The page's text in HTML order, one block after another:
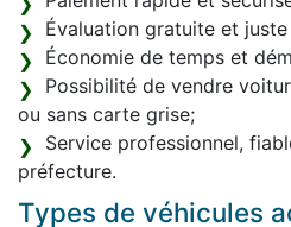
Évaluation gratuite et
Économie de temps et
Possibilité de vendre
ou sans carte grise;
Service professionnel,
préfecture.
Types de véhicules